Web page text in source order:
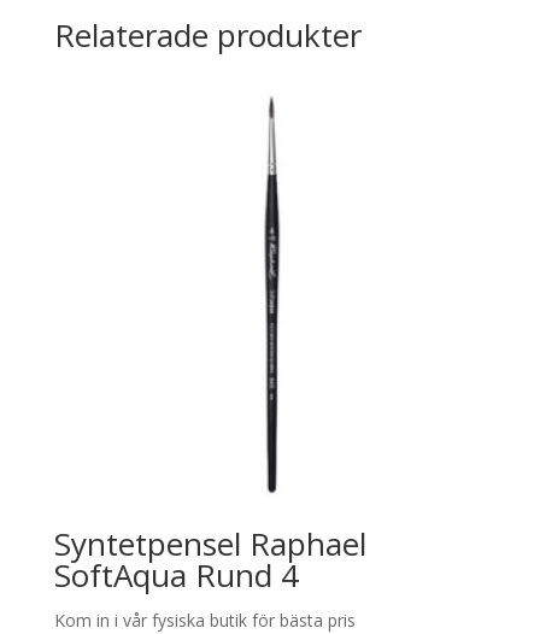
Relaterade produkter
Syntetpensel Raphael
SoftAqua Rund 4
Kom in i vår fysiska butik för bästa pris